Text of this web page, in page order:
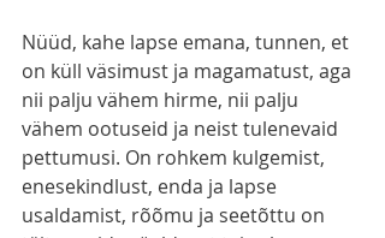
Nüüd, kahe lapse emana, tunnen, et
on küll väsimust ja magamatust, aga
nii palju vähem hirme, nii palju
vähem ootuseid ja neist tulenevaid
pettumusi. On rohkem kulgemist,
enesekindlust, enda ja lapse
usaldamist, rõõmu ja seetõttu on